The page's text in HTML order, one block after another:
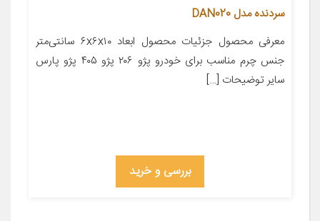
سردنده مدل DAN020
معرفی محصول جزئیات محصول ابعاد ۶x۶x۱۰ سانتی‌متر
جنس چرم مناسب برای خودرو پژو ۲۰۶ پژو ۴۰۵ پژو پارس
سایر توضیحات […]
بررسی و خرید